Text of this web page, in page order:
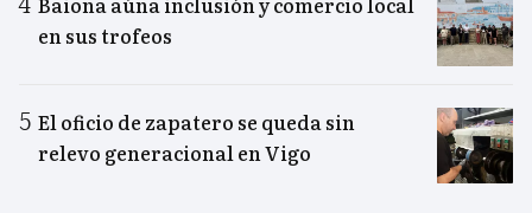
en sus trofeos
El oficio de zapatero se queda sin
relevo generacional en Vigo